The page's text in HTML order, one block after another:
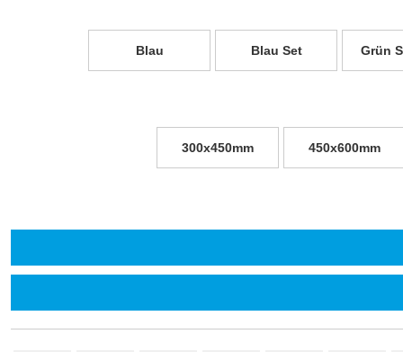
Blau Blau Set Grün
300x450mm 450x600mm